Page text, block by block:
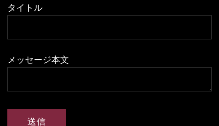
タイトル
メッセージ本文